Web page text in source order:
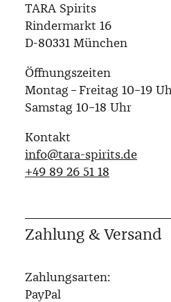
TARA Spirits
Rindermarkt 16
D-80331 München
Öffnungszeiten
Montag – Freitag 10–19
Samstag 10–18 Uhr
Kontakt
info@tara-spirits.de
‭+49 89 26 51 18‬
Zahlung & Versand
Zahlungsarten:
PayPal